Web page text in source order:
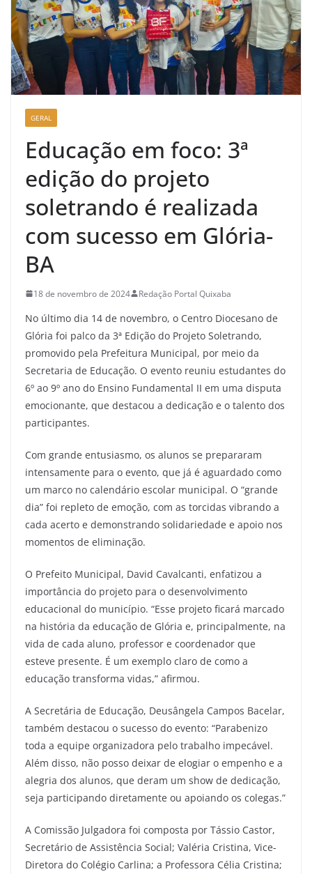
GERAL
Educação em foco: 3ª
edição do projeto
soletrando é realizada
com sucesso em Glória-
BA
18 de novembro de 2024 Redação Portal Quixaba
No último dia 14 de novembro, o Centro Diocesano de
Glória foi palco da 3ª Edição do Projeto Soletrando,
promovido pela Prefeitura Municipal, por meio da
Secretaria de Educação. O evento reuniu estudantes do
6º ao 9º ano do Ensino Fundamental II em uma disputa
emocionante, que destacou a dedicação e o talento dos
participantes.
Com grande entusiasmo, os alunos se prepararam
intensamente para o evento, que já é aguardado como
um marco no calendário escolar municipal. O “grande
dia” foi repleto de emoção, com as torcidas vibrando a
cada acerto e demonstrando solidariedade e apoio nos
momentos de eliminação.
O Prefeito Municipal, David Cavalcanti, enfatizou a
importância do projeto para o desenvolvimento
educacional do município. “Esse projeto ficará marcado
na história da educação de Glória e, principalmente, na
vida de cada aluno, professor e coordenador que
esteve presente. É um exemplo claro de como a
educação transforma vidas,” afirmou.
A Secretária de Educação, Deusângela Campos Bacelar,
também destacou o sucesso do evento: “Parabenizo
toda a equipe organizadora pelo trabalho impecável.
Além disso, não posso deixar de elogiar o empenho e a
alegria dos alunos, que deram um show de dedicação,
seja participando diretamente ou apoiando os colegas.”
A Comissão Julgadora foi composta por Tássio Castor,
Secretário de Assistência Social; Valéria Cristina, Vice-
Diretora do Colégio Carlina; a Professora Célia Cristina;